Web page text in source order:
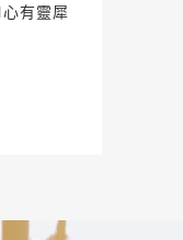
有靈犀